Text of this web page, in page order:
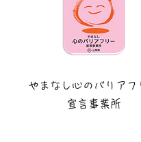
やまなし 心のバリアフ
宣言事業所